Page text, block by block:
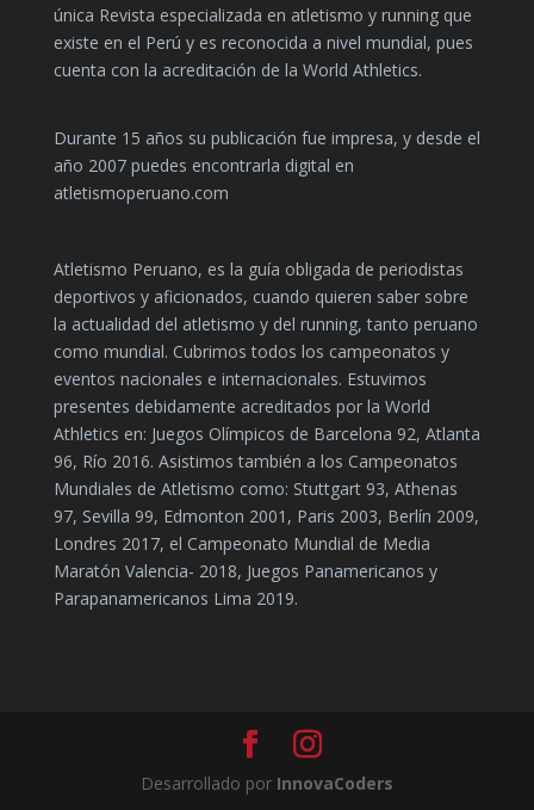
única Revista especializada en atletismo y running que
existe en el Perú y es reconocida a nivel mundial, pues
cuenta con la acreditación de la World Athletics.
Durante 15 años su publicación fue impresa, y desde el
año 2007 puedes encontrarla digital en
atletismoperuano.com
Atletismo Peruano, es la guía obligada de periodistas
deportivos y aficionados, cuando quieren saber sobre
la actualidad del atletismo y del running, tanto peruano
como mundial. Cubrimos todos los campeonatos y
eventos nacionales e internacionales. Estuvimos
presentes debidamente acreditados por la World
Athletics en: Juegos Olímpicos de Barcelona 92, Atlanta
96, Río 2016. Asistimos también a los Campeonatos
Mundiales de Atletismo como: Stuttgart 93, Athenas
97, Sevilla 99, Edmonton 2001, Paris 2003, Berlín 2009,
Londres 2017, el Campeonato Mundial de Media
Maratón Valencia- 2018, Juegos Panamericanos y
Parapanamericanos Lima 2019.
Desarrollado por InnovaCoders